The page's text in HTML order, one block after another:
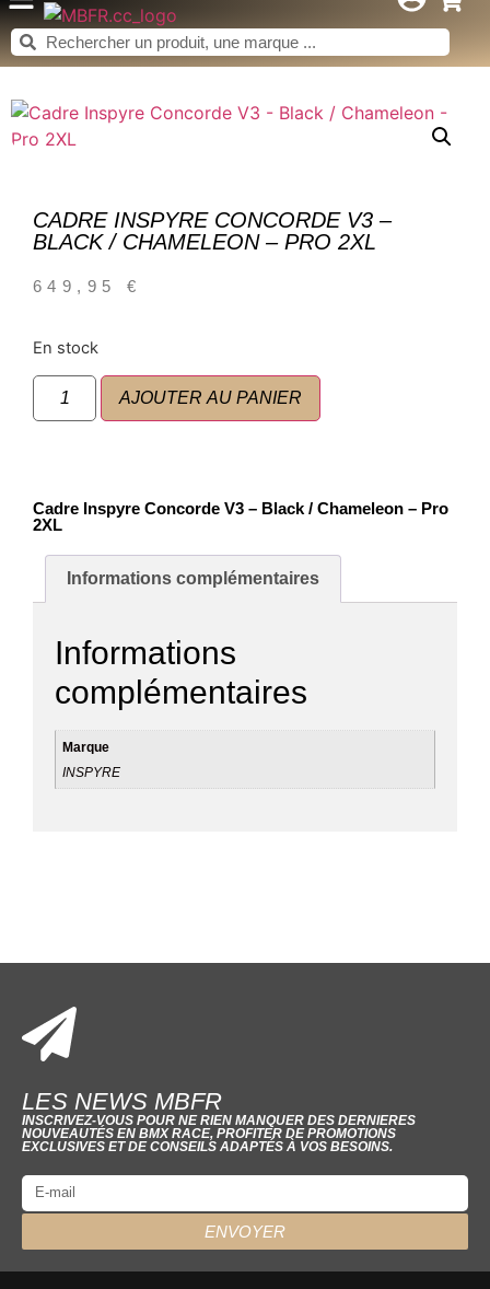
CADRE INSPYRE CONCORDE V3 –
BLACK / CHAMELEON – PRO 2XL
649,95 €
En stock
AJOUTER AU PANIER
Cadre Inspyre Concorde V3 – Black / Chameleon – Pro
2XL
Informations complémentaires
Informations
complémentaires
Marque
INSPYRE
LES NEWS MBFR
INSCRIVEZ-VOUS POUR NE RIEN MANQUER DES DERNIERES
NOUVEAUTÉS EN BMX RACE, PROFITER DE PROMOTIONS
EXCLUSIVES ET DE CONSEILS ADAPTÉS À VOS BESOINS.
ENVOYER